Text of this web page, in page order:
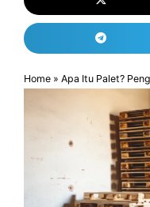
Home » Apa Itu Palet?